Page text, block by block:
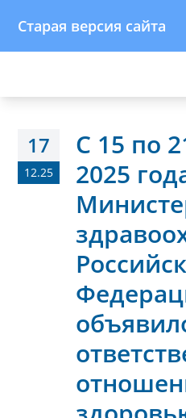
Старая версия сайта
17
12.25
С 15 по
2025